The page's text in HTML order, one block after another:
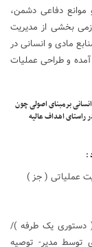
موانع دفاعی دشمن،
بخشی از مدیریت
مادی و انسانی در
و طراحی عملیات
برمبنای اصولی چون
راستای اهداف عالیه
:
عملیاتی ( جز )
دستوری یک طرفه )/
توسط مدیر- توصیه